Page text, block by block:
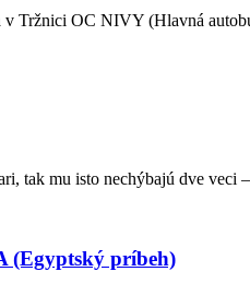
v Tržnici OC NIVY (Hlavná
tak mu isto nechýbajú dve veci
(Egyptský príbeh)